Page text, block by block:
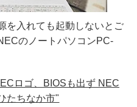
を入れても起動しないとご
のノートパソコンPC-
ロゴ、BIOSも出ず NEC
たちなか市"